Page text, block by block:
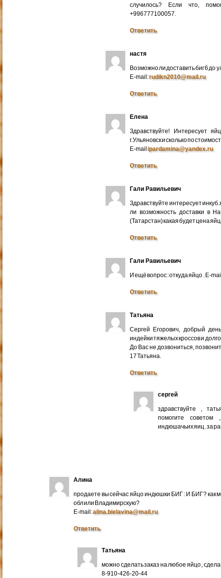
случилось? Если что,
+996777100057.
Ответить
настя
Возможно ли доставить биг 6 до
E-mail:rudikn2010@mail.ru
Ответить
Елена
Здравствуйте! Интересует
г.Ульяновск и сколько по
E-mailipardamina@yandex.ru
Ответить
Гали Равильевич
Здравствуйте интересует
ли возможность доставки в
(Татарстан) какая будет цена
Ответить
Гали Равильевич
И ещё вопрос : откуда яйцо . E-
Ответить
Татьяна
Сергей Егорович, добрый
индейки тяжелых кроссов и
До Вас не дозвониться,
17 Татьяна.
Ответить
сергей
здравствуйте ,
помогите
индюшачьих яиц . за
Алина
продаете вы сейчас яйцо индюшки БИГ : И БИГ? как
обл или Владимирскую?
E-mail:alina.bielavina@mail.ru
Ответить
Татьяна
можно сделать заказ на любое яйцо ,
8-910-426-20-44